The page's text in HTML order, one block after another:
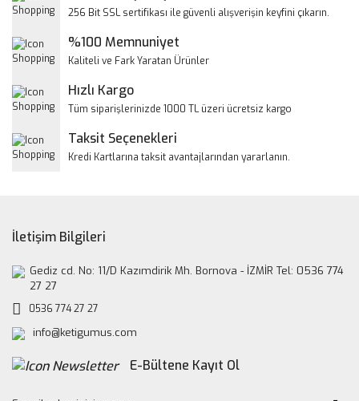
Ürün resmi kalitesiz, bozuk veya görüntülenemiyor.
Ürün bilgilerinde hatalar bulunuyor.
Bu ürüne benzer farklı alternatifler olmalı.
256 Bit SSL sertifikası ile güvenli alışverişin keyfini çıkarın.
%100 Memnuniyet
Kaliteli ve Fark Yaratan Ürünler
Hızlı Kargo
Tüm siparişlerinizde 1000 TL üzeri ücretsiz kargo
Taksit Seçenekleri
Kredi Kartlarına taksit avantajlarından yararlanın.
İletişim Bilgileri
Gediz cd. No: 11/D Kazımdirik Mh. Bornova - İZMİR Tel: 0536 774
27 27
0536 774 27 27
info@ketigumus.com
E-Bültene Kayıt Ol